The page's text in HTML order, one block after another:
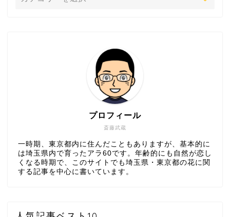
斎藤武蔵
プロフィール
一時期、東京都内に住んだこともありますが、基本的に
は埼玉県内で育ったアラ60です。年齢的にも自然が恋し
くなる時期で、このサイトでも埼玉県・東京都の花に関
する記事を中心に書いています。